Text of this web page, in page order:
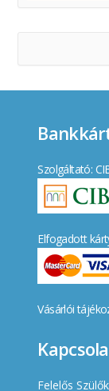
Szolgáltató:
Elfogadott
Vásárlói
Felelős